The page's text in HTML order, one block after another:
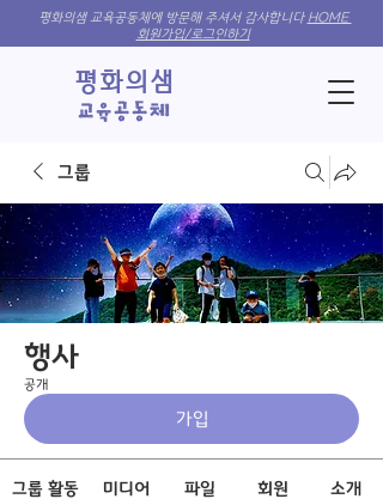
​교육​공동체
​평화의샘
평화의샘 교육공동체에 방문해 주셔서 감사합니다 HOME
회원가입/로그인하기
그룹
행사
공개
가입
그룹 활동 미디어 파일 회원 소개